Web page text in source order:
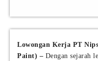
Lowongan Kerja PT
Paint) – Dengan sejarah